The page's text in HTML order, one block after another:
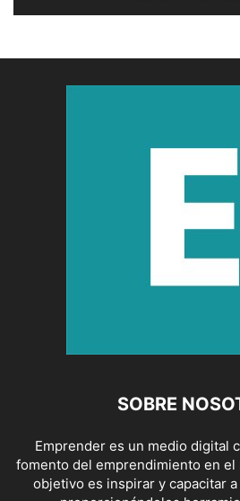
SOBRE
Emprender es un medio digital
fomento del emprendimiento en
objetivo es inspirar y capacitar